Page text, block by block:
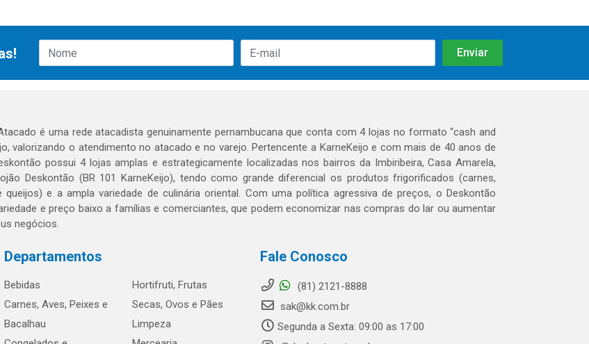
é uma rede atacadista genuinamente pernambucana que conta com 4 lojas no formato “cash and
valorizando o atendimento no atacado e no varejo. Pertencente a KarneKeijo e com mais de 40 anos de
possui 4 lojas amplas e estrategicamente localizadas nos bairros da Imbiribeira, Casa Amarela,
Deskontão (BR 101 KarneKeijo), tendo como grande diferencial os produtos frigorificados (carnes,
queijos) e a ampla variedade de culinária oriental. Com uma política agressiva de preços, o Deskontão
e preço baixo a famílias e comerciantes, que podem economizar nas compras do lar ou aumentar
negócios.
Departamentos
Bebidas
Carnes, Aves, Peixes e
Bacalhau
Hortifruti, Frutas
Secas, Ovos e Pães
Limpeza
Fale Conosco
(81) 2121-8888
sak@kk.com.br
Segunda a Sexta: 09:00 as 17:00